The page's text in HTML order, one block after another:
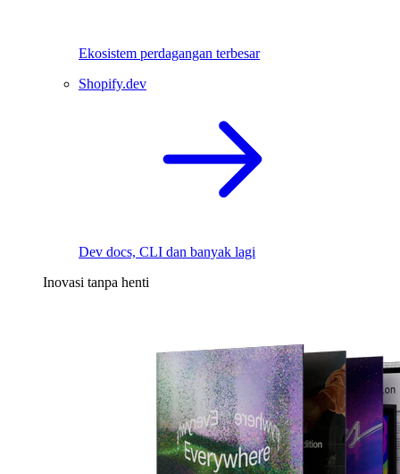
Ekosistem perdagangan terbesar
Shopify.dev
Dev docs, CLI dan banyak lagi
Inovasi tanpa henti